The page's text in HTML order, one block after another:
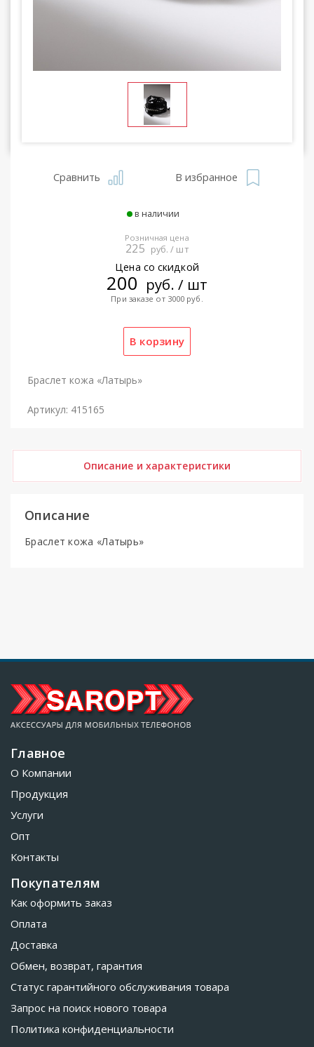
Сравнить В избранное
в наличии
Розничная цена
225 руб. / шт
Цена со скидкой
200 руб. / шт
При заказе от 3000 руб.
Браслет кожа «Латырь»
Артикул: 415165
Описание и характеристики
Описание
Браслет кожа «Латырь»
Главное
О Компании
Продукция
Услуги
Опт
Контакты
Покупателям
Как оформить заказ
Оплата
Доставка
Обмен, возврат, гарантия
Статус гарантийного обслуживания товара
Запрос на поиск нового товара
Политика конфиденциальности